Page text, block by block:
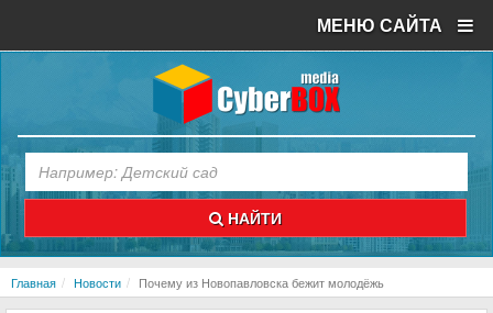
МЕНЮ САЙТА
НАЙТИ
Главная Новости Почему из Новопавловска бежит молодёжь